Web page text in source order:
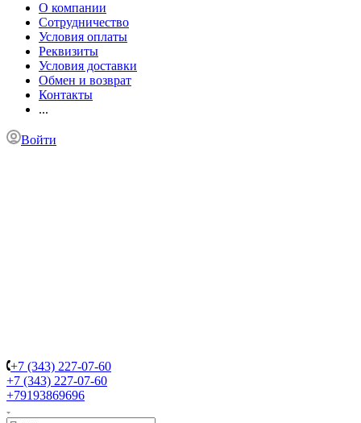
О компании
Сотрудничество
Условия оплаты
Реквизиты
Условия доставки
Обмен и возврат
Контакты
...
Войти
+7 (343) 227-07-60
+7 (343) 227-07-60
+79193869696